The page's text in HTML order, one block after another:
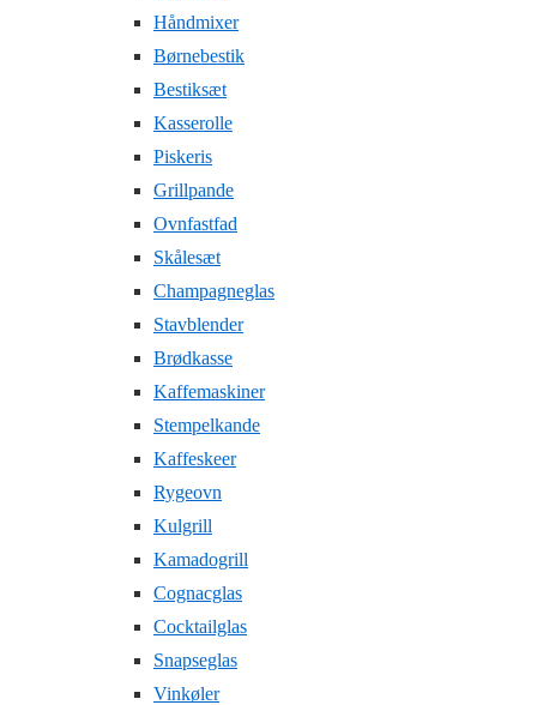
Håndmixer
Børnebestik
Bestiksæt
Kasserolle
Piskeris
Grillpande
Ovnfastfad
Skålesæt
Champagneglas
Stavblender
Brødkasse
Kaffemaskiner
Stempelkande
Kaffeskeer
Rygeovn
Kulgrill
Kamadogrill
Cognacglas
Cocktailglas
Snapseglas
Vinkøler